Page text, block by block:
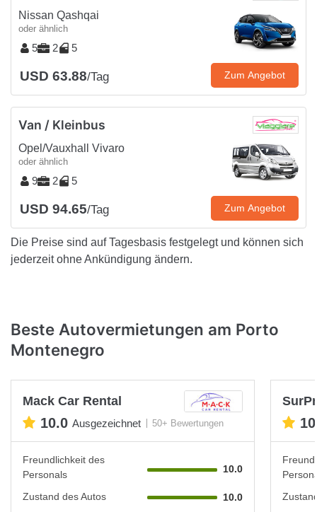
Nissan Qashqai
oder ähnlich
5 2 5
USD 63.88/Tag Zum Angebot
Van / Kleinbus
Opel/Vauxhall Vivaro
oder ähnlich
9 2 5
USD 94.65/Tag Zum Angebot
Die Preise sind auf Tagesbasis festgelegt und können sich
jederzeit ohne Ankündigung ändern.
Beste Autovermietungen am Porto
Montenegro
Mack Car Rental
10.0 Ausgezeichnet 50+ Bewertungen
Freundlichkeit des
Personals
10.0
Zustand des Autos
10.0